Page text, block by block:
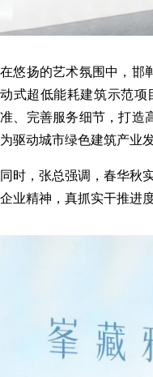
在悠扬的艺术氛围中，邯
动式超低能耗建筑示范
准、完善服务细节，打造
为驱动城市绿色建筑产业
同时，张总强调，春华秋
企业精神，真抓实干推进